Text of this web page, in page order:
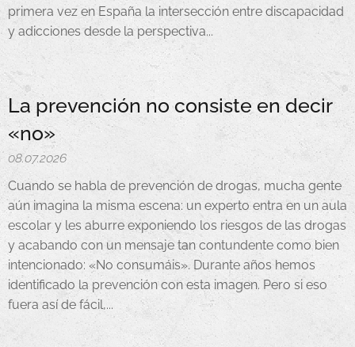
primera vez en España la intersección entre discapacidad
y adicciones desde la perspectiva...
La prevención no consiste en decir
«no»
08.07.2026
Cuando se habla de prevención de drogas, mucha gente
aún imagina la misma escena: un experto entra en un aula
escolar y les aburre exponiendo los riesgos de las drogas
y acabando con un mensaje tan contundente como bien
intencionado: «No consumáis». Durante años hemos
identificado la prevención con esta imagen. Pero si eso
fuera así de fácil,...